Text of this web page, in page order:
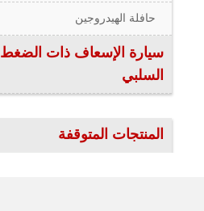
حافلة الهيدروجين
سيارة الإسعاف ذات الضغط
السلبي
المنتجات المتوقفة